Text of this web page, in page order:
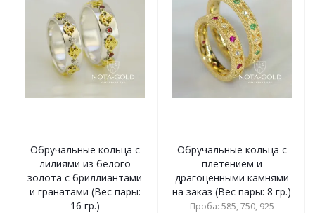
Обручальные кольца с
лилиями из белого
золота с бриллиантами
и гранатами (Вес пары:
16 гр.)
Обручальные кольца с
плетением и
драгоценными камнями
на заказ (Вес пары: 8 гр.)
Проба: 585, 750, 925